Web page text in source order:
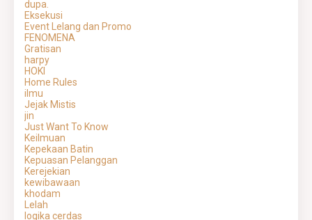
dupa.
Eksekusi
Event Lelang dan Promo
FENOMENA
Gratisan
harpy
HOKI
Home Rules
ilmu
Jejak Mistis
jin
Just Want To Know
Keilmuan
Kepekaan Batin
Kepuasan Pelanggan
Kerejekian
kewibawaan
khodam
Lelah
logika cerdas